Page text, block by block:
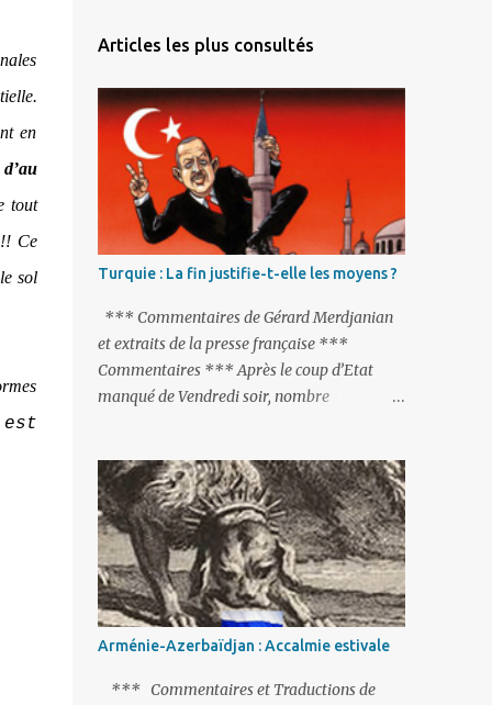
en
tout
Ce
sol
est
Articles les plus consultés
Turquie : La fin justifie-t-elle les moyens ?
*** Commentaires de Gérard Merdjanian
et extraits de la presse française ***
Commentaires *** Après le coup d’Etat
manqué de Vendredi soir, nombre
monde condamne le coup d’Etat mené par
une partie de l’armée et trouve normal que
les putschistes soient jugés. Mais là où le bât
blesse, c’est sur les actions menées par le
président Erdoğan, et pour certains sur la
réalisation du putsch lui-même.
Arménie-Azerbaïdjan : Accalmie estivale
*** Commentaires et Traductions de